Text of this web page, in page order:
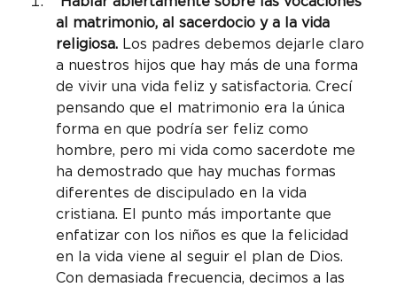
al matrimonio, al sacerdocio y a la vida
religiosa. Los padres debemos dejarle claro
a nuestros hijos que hay más de una forma
de vivir una vida feliz y satisfactoria. Crecí
pensando que el matrimonio era la única
forma en que podría ser feliz como
hombre, pero mi vida como sacerdote me
ha demostrado que hay muchas formas
diferentes de discipulado en la vida
cristiana. El punto más importante que
enfatizar con los niños es que la felicidad
en la vida viene al seguir el plan de Dios.
Con demasiada frecuencia, decimos a las